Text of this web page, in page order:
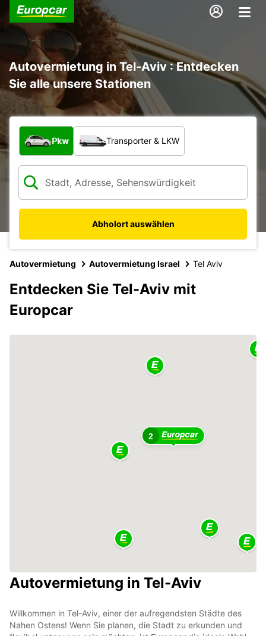
Autovermietung in Tel-Aviv : Entdecken
Sie alle unsere Stationen
Welche Art von Fahrzeug?
Pkw Transporter & LKW
Abholort auswählen
Autovermietung Autovermietung Israel Tel Aviv
Entdecken Sie Tel-Aviv mit
Europcar
2
Autovermietung in Tel-Aviv
Willkommen in Tel-Aviv, einer der aufregendsten Städte des
Nahen Ostens! Wenn Sie planen, die Stadt zu erkunden und